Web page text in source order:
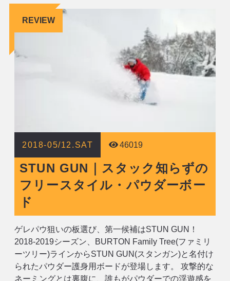
6万円(+TAX)とは思えない完成度。様々なテックを盛
REVIEW
2018-05/12.SAT 46019
STUN GUN｜スタック知らずの
フリースタイル・パウダーボー
ド
ゲレパウ狙いの板選び、第一候補はSTUN GUN！
2018-2019シーズン、BURTON Family Tree(ファミリ
ーツリー)ラインからSTUN GUN(スタンガン)と名付け
られたパウダー護身用ボードが登場します。 攻撃的な
ネーミングとは裏腹に、誰もがパウダーでの浮遊感を